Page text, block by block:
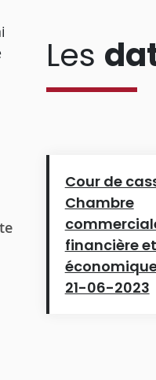
Les
Cour de
Chambre
financière et
21-06-2023